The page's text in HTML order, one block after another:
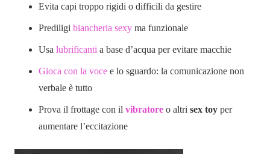
Evita capi troppo rigidi o difficili da gestire
Prediligi biancheria sexy ma funzionale
Usa lubrificanti a base d’acqua per evitare macchie
Gioca con la voce e lo sguardo: la comunicazione non
verbale è tutto
Prova il frottage con il vibratore o altri sex toy per
aumentare l’eccitazione